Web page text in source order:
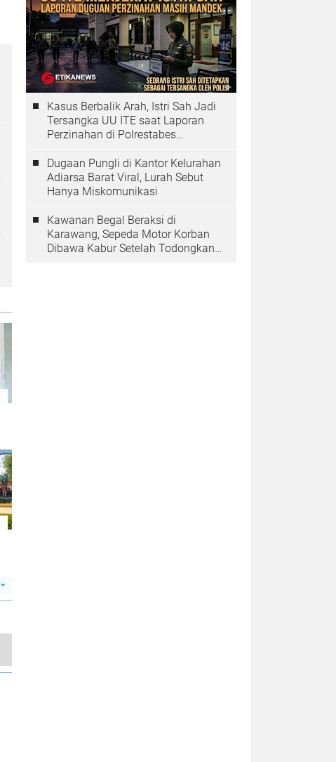
Kasus Berbalik Arah, Istri Sah Jadi
Tersangka UU ITE saat Laporan
Perzinahan di Polrestabes
Dugaan Pungli di Kantor Kelurahan
Adiarsa Barat Viral, Lurah Sebut
Hanya Miskomunikasi
Kawanan Begal Beraksi di
Karawang, Sepeda Motor Korban
Dibawa Kabur Setelah Todongkan